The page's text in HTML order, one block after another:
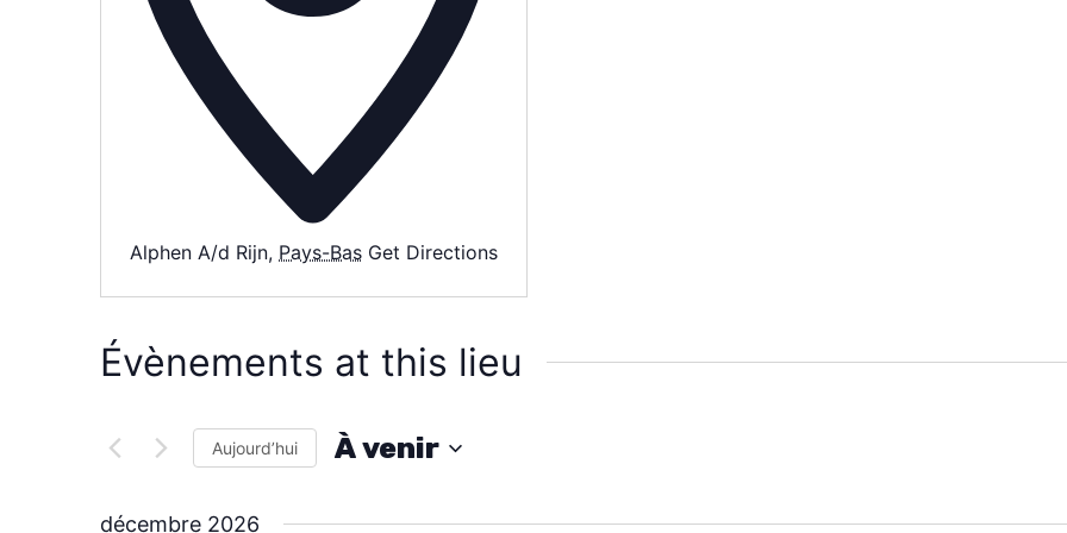
CONTACT
Alphen A/d Rijn, Pays-Bas Get Directions
Évènements at this lieu
Aujourd’hui À venir
é
décembre 2026